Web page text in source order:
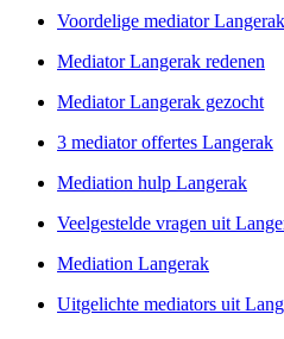
Voordelige mediator Langerak
Mediator Langerak redenen
Mediator Langerak gezocht
3 mediator offertes Langerak
Mediation hulp Langerak
Veelgestelde vragen uit
Mediation Langerak
Uitgelichte mediators uit